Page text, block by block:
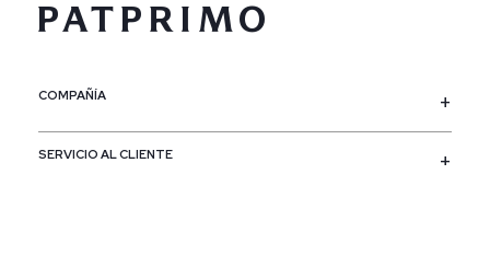
COMPAÑÍA
SERVICIO AL CLIENTE